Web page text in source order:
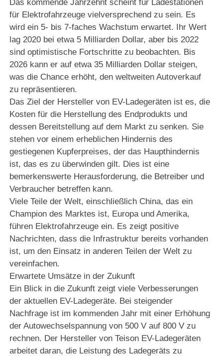
Das kommende Jahrzehnt scheint für Ladestationen
für Elektrofahrzeuge vielversprechend zu sein. Es
wird ein 5- bis 7-faches Wachstum erwartet. Ihr Wert
lag 2020 bei etwa 5 Milliarden Dollar, aber bis 2022
sind optimistische Fortschritte zu beobachten. Bis
2026 kann er auf etwa 35 Milliarden Dollar steigen,
was die Chance erhöht, den weltweiten Autoverkauf
zu repräsentieren.
Das Ziel der Hersteller von EV-Ladegeräten ist es, die
Kosten für die Herstellung des Endprodukts und
dessen Bereitstellung auf dem Markt zu senken. Sie
stehen vor einem erheblichen Hindernis des
gestiegenen Kupferpreises, der das Haupthindernis
ist, das es zu überwinden gilt. Dies ist eine
bemerkenswerte Herausforderung, die Betreiber und
Verbraucher betreffen kann.
Viele Teile der Welt, einschließlich China, das ein
Champion des Marktes ist, Europa und Amerika,
führen Elektrofahrzeuge ein. Es zeigt positive
Nachrichten, dass die Infrastruktur bereits vorhanden
ist, um den Einsatz in anderen Teilen der Welt zu
vereinfachen.
Erwartete Umsätze in der Zukunft
Ein Blick in die Zukunft zeigt viele Verbesserungen
der aktuellen EV-Ladegeräte. Bei steigender
Nachfrage ist im kommenden Jahr mit einer Erhöhung
der Autowechselspannung von 500 V auf 800 V zu
rechnen. Der Hersteller von Teison EV-Ladegeräten
arbeitet daran, die Leistung des Ladegeräts zu